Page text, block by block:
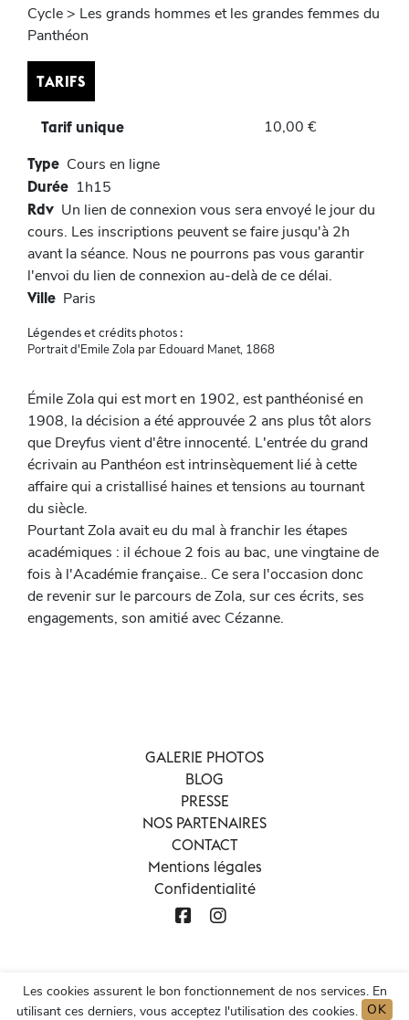
Cycle > Les grands hommes et les grandes femmes du
Panthéon
TARIFS
Tarif unique 10,00 €
Type Cours en ligne
Durée 1h15
Rdv Un lien de connexion vous sera envoyé le jour du
cours. Les inscriptions peuvent se faire jusqu'à 2h
avant la séance. Nous ne pourrons pas vous garantir
l'envoi du lien de connexion au-delà de ce délai.
Ville Paris
Légendes et crédits photos :
Portrait d'Emile Zola par Edouard Manet, 1868
Émile Zola qui est mort en 1902, est panthéonisé en
1908, la décision a été approuvée 2 ans plus tôt alors
que Dreyfus vient d'être innocenté. L'entrée du grand
écrivain au Panthéon est intrinsèquement lié à cette
affaire qui a cristallisé haines et tensions au tournant
du siècle.
Pourtant Zola avait eu du mal à franchir les étapes
académiques : il échoue 2 fois au bac, une vingtaine de
fois à l'Académie française.. Ce sera l'occasion donc
de revenir sur le parcours de Zola, sur ces écrits, ses
engagements, son amitié avec Cézanne.
GALERIE PHOTOS
BLOG
PRESSE
NOS PARTENAIRES
CONTACT
Mentions légales
Confidentialité
Les cookies assurent le bon fonctionnement de nos services. En
utilisant ces derniers, vous acceptez l'utilisation des cookies. OK